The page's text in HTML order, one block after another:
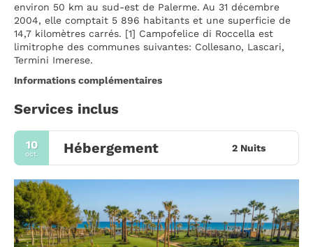
environ 50 km au sud-est de Palerme. Au 31 décembre
2004, elle comptait 5 896 habitants et une superficie de
14,7 kilomètres carrés. [1] Campofelice di Roccella est
limitrophe des communes suivantes: Collesano, Lascari,
Termini Imerese.
Informations complémentaires
Services inclus
10
oct. Hébergement 2 Nuits